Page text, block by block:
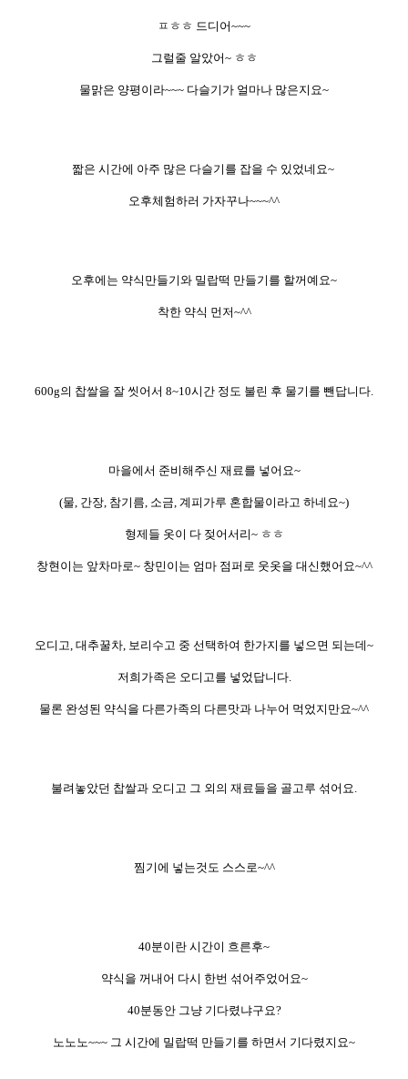
ㅍㅎㅎ 드디어~~~
그럴줄 알았어~ ㅎㅎ
물맑은 양평이라~~~ 다슬기가 얼마나 많은지요~
짧은 시간에 아주 많은 다슬기를 잡을 수 있었네요~
오후체험하러 가자꾸나~~~^^
오후에는 약식만들기와 밀랍떡 만들기를 할꺼예요~
착한 약식 먼저~^^
600g의 찹쌀을 잘 씻어서 8~10시간 정도 불린 후 물기를 뺀답니다.
마을에서 준비해주신 재료를 넣어요~
(물, 간장, 참기름, 소금, 계피가루 혼합물이라고 하네요~)
형제들 옷이 다 젖어서리~ ㅎㅎ
창현이는 앞차마로~ 창민이는 엄마 점퍼로 웃옷을 대신했어요~^^
오디고, 대추꿀차, 보리수고 중 선택하여 한가지를 넣으면 되는데~
저희가족은 오디고를 넣었답니다.
물론 완성된 약식을 다른가족의 다른맛과 나누어 먹었지만요~^^
불려놓았던 찹쌀과 오디고 그 외의 재료들을 골고루 섞어요.
찜기에 넣는것도 스스로~^^
40분이란 시간이 흐른후~
약식을 꺼내어 다시 한번 섞어주었어요~
40분동안 그냥 기다렸냐구요?
노노노~~~ 그 시간에 밀랍떡 만들기를 하면서 기다렸지요~